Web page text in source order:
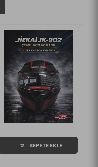
SEPETE EKLE